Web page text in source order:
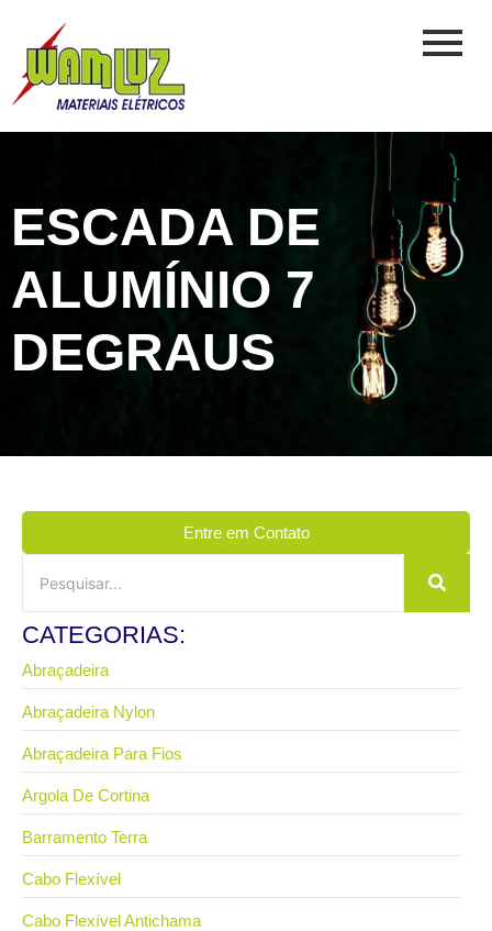
ESCADA DE
ALUMÍNIO 7
DEGRAUS
Entre em Contato
CATEGORIAS:
Abraçadeira
Abraçadeira Nylon
Abraçadeira Para Fios
Argola De Cortina
Barramento Terra
Cabo Flexível
Cabo Flexível Antichama